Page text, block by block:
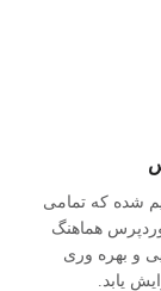
شده که تمامی
وردپرس هماهنگ
و بهره‌ وری
یابد.